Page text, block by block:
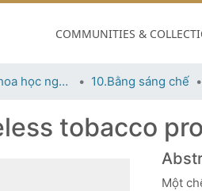
COMMUNITIES &
Cơ sở dữ liệu khoa học ngành thuốc lá 10.Bằng sáng chế
tobacco
Một